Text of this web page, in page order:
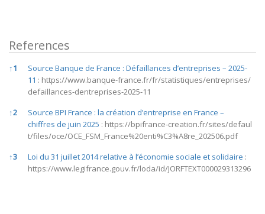
References
References
↑1
Source Banque de France : Défaillances d’entreprises – 2025-
11 : https://www.banque-france.fr/fr/statistiques/entreprises/
defaillances-dentreprises-2025-11
↑2
Source BPI France : la création d’entreprise en France –
chiffres de juin 2025 : https://bpifrance-creation.fr/sites/defaul
t/files/oce/OCE_FSM_France%20enti%C3%A8re_202506.pdf
↑3 Loi du 31 juillet 2014 relative à l’économie sociale et solidaire :
https://www.legifrance.gouv.fr/loda/id/JORFTEXT000029313296